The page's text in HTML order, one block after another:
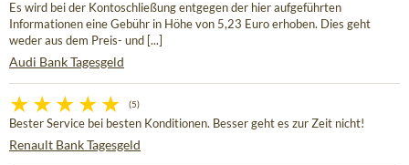
Es wird bei der Kontoschließung entgegen der hier aufgeführten
Informationen eine Gebühr in Höhe von 5,23 Euro erhoben. Dies geht
weder aus dem Preis- und [...]
Audi Bank Tagesgeld
(5)
Bester Service bei besten Konditionen. Besser geht es zur Zeit nicht!
Renault Bank Tagesgeld